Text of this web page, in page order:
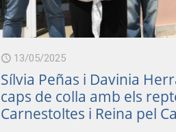
13/05/2025
Sílvia Peñas i Davinia
caps de colla amb els
Carnestoltes i Reina pel